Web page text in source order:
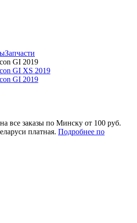
Запчасти
GI 2019
все заказы по Минску от 100 руб.
платная. Подробнее по